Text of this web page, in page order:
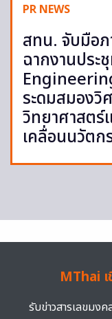
PR NEWS
สทน. จับมือ
ฉากงานประ
ระดมสมอง
วิทยาศาสตร์
เคลื่อนนวัตก
MThai
รับข่าวสารเลขมง